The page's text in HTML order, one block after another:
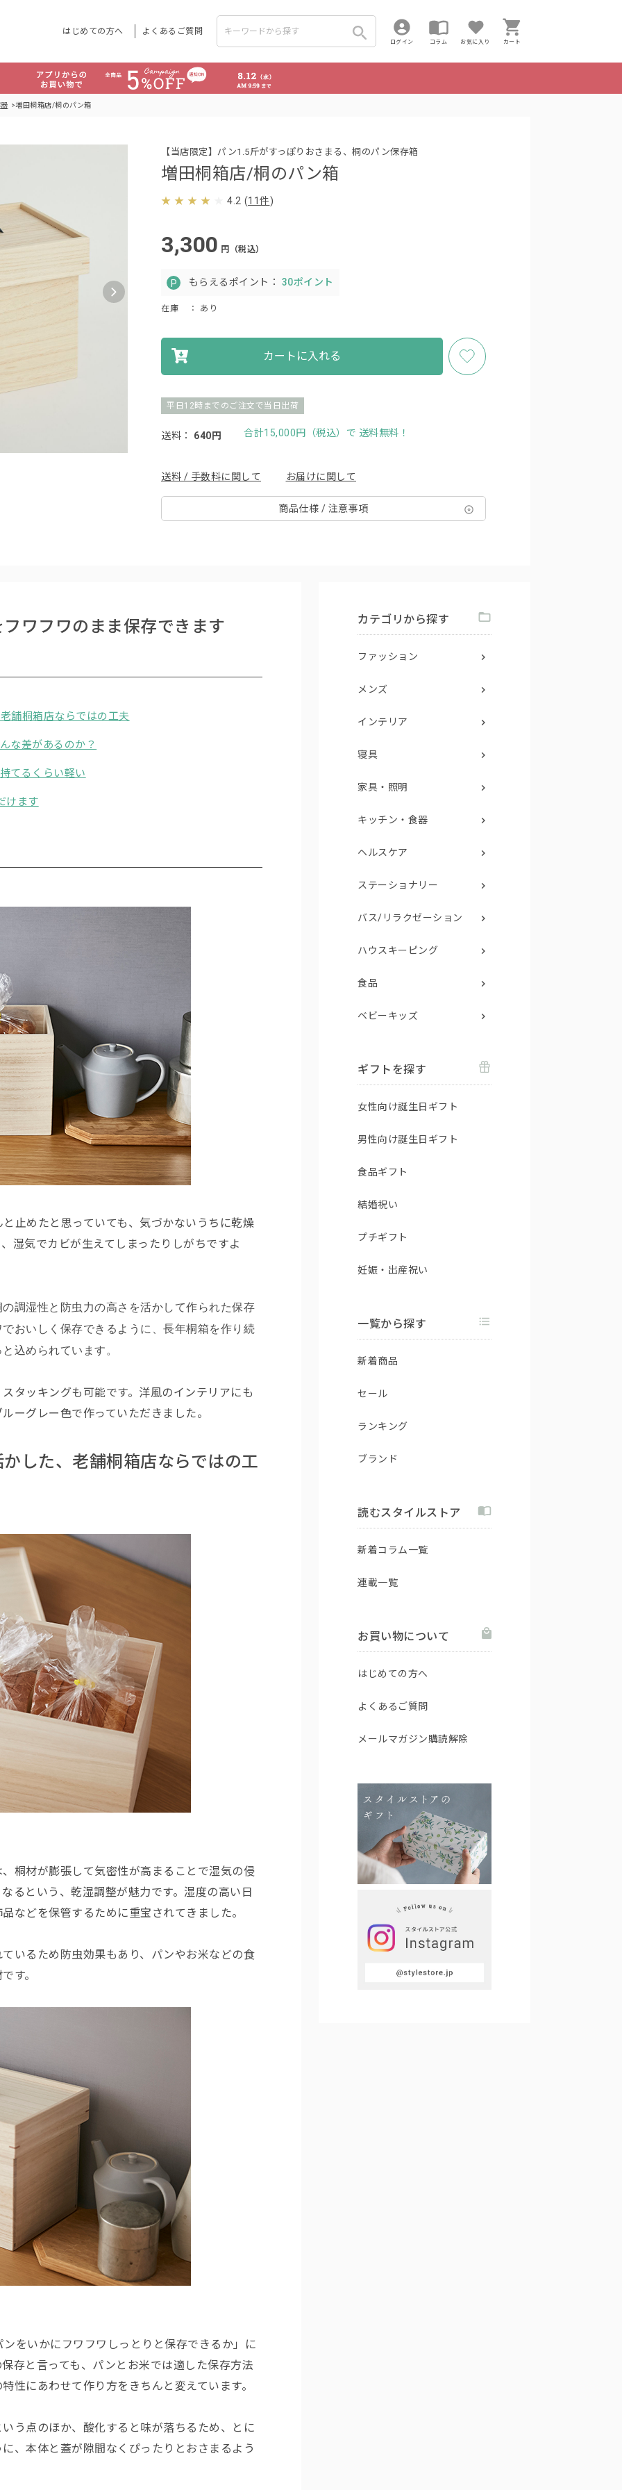
はじめての方へ よくあるご質問
ログイン コラム お気に入り カート
増田桐箱店/桐のパン箱
増田桐箱店/桐のパン箱
【当店限定】パン1.5斤がすっぽりおさまる、桐のパン保存箱
4.2 (11件)
3,300 円（税込）
もらえるポイント： 30ポイント
在庫 ： あり
カートに入れる
平日12時までのご注文で当日出荷
送料： 640円 合計15,000円（税込）で 送料無料！
送料 / 手数料に関して お届けに関して
商品仕様 / 注意事項
ワフワのまま保存できます
舗桐箱店ならではの工夫
な差があるのか？
てるくらい軽い
けます
止めたと思っていても、気づかないうちに乾燥
湿気でカビが生えてしまったりしがちですよ
調湿性と防虫力の高さを活かして作られた保存
おいしく保存できるように、長年桐箱を作り続
込められています。
タッキングも可能です。洋風のインテリアにも
ーグレー色で作っていただきました。
した、老舗桐箱店ならではの工
桐材が膨張して気密性が高まることで湿気の侵
るという、乾湿調整が魅力です。湿度の高い日
などを保管するために重宝されてきました。
いるため防虫効果もあり、パンやお米などの食
す。
をいかにフワフワしっとりと保存できるか」に
存と言っても、パンとお米では適した保存方法
性にあわせて作り方をきちんと変えています。
う点のほか、酸化すると味が落ちるため、とに
、本体と蓋が隙間なくぴったりとおさまるよう
カテゴリから探す
ファッション
メンズ
インテリア
寝具
家具・照明
キッチン・食器
ヘルスケア
ステーショナリー
バス/リラクゼーション
ハウスキーピング
食品
ベビーキッズ
ギフトを探す
女性向け誕生日ギフト
男性向け誕生日ギフト
食品ギフト
結婚祝い
プチギフト
妊娠・出産祝い
一覧から探す
新着商品
セール
ランキング
ブランド
読むスタイルストア
新着コラム一覧
連載一覧
お買い物について
はじめての方へ
よくあるご質問
メールマガジン購読解除